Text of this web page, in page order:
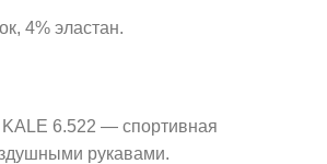
4% эластан.
KALE 6.522 — спортивная
рукавами.